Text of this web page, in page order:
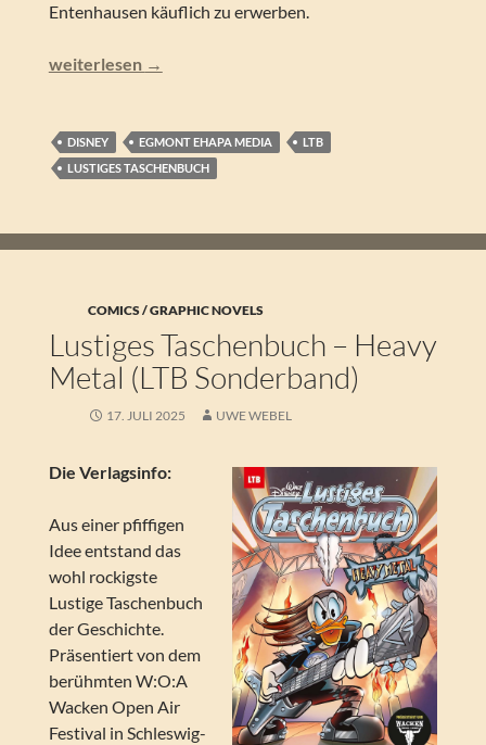
Entenhausen käuflich zu erwerben.
Lustiges Taschenbuch – LTB 600
weiterlesen →
DISNEY EGMONT EHAPA MEDIA
LTB
LUSTIGES TASCHENBUCH
COMICS / GRAPHIC NOVELS
Lustiges Taschenbuch – Heavy
Metal (LTB Sonderband)
17. JULI 2025 UWE WEBEL
Die Verlagsinfo:
Aus einer pfiffigen
Idee entstand das
wohl rockigste
Lustige Taschenbuch
der Geschichte.
Präsentiert von dem
berühmten W:O:A
Wacken Open Air
Festival in Schleswig-